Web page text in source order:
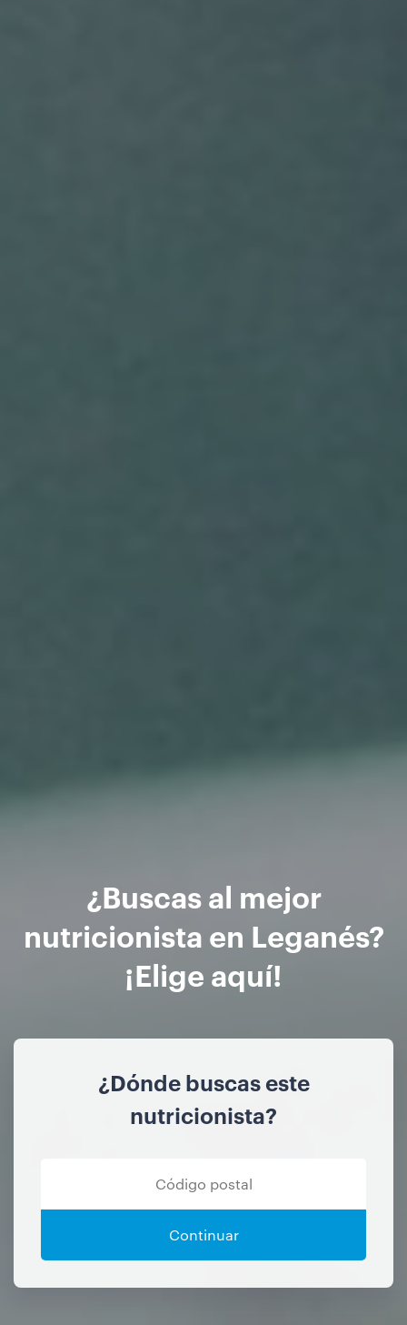
¿Buscas al mejor
nutricionista en Leganés?
¡Elige aquí!
¿Dónde buscas este
nutricionista?
Continuar